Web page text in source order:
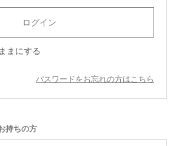
まにする
パスワードをお忘れの方はこちら
持ちの方